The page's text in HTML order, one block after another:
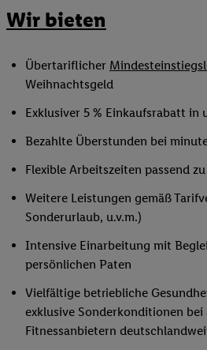
Wir bieten
Übertariflicher
Weihnachtsgeld
Exklusiver 5 % Einkaufsrabatt in
Bezahlte Überstunden bei
Flexible Arbeitszeiten passend
Weitere Leistungen gemäß
Sonderurlaub, u.v.m.)
Intensive Einarbeitung mit
persönlichen Paten
Vielfältige betriebliche
exklusive Sonderkonditionen bei
Fitnessanbietern